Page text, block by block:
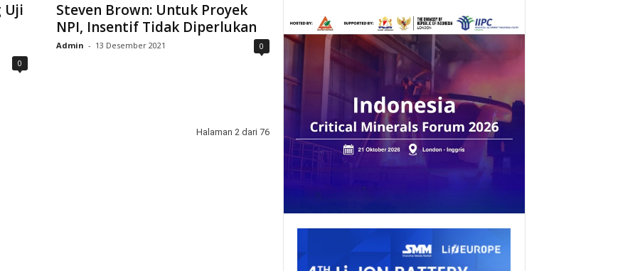
Uji
0
Steven Brown: Untuk Proyek
NPI, Insentif Tidak Diperlukan
Admin - 13 Desember 2021 0
Halaman 2 dari 76